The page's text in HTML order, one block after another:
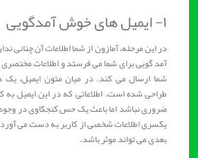
در این مرحله، آمازون از شما اطلاعات آن چنانی
آمد گویی برای شما می فرستد و اطلاعات مختصری
طراحی شده است. اطلاعاتی که در این ایمیل به
ضروری نباشد اما باعث یک حس کنجکاوی در
یکسری اطلاعات شخصی از کاربر به دست می آورد
بعدی می تواند موثر باشد.